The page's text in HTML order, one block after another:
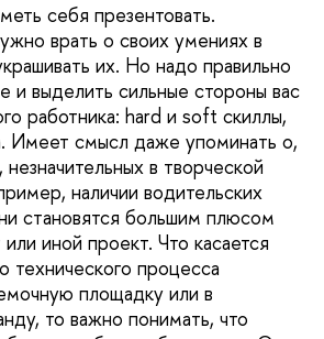
себя презентовать.
врать о своих умениях в
их. Но надо правильно
и выделить сильные стороны вас
работника: hard и soft скиллы,
Имеет смысл даже упоминать о,
незначительных в творческой
наличии водительских
становятся большим плюсом
иной проект. Что касается
технического процесса
площадку или в
то важно понимать, что